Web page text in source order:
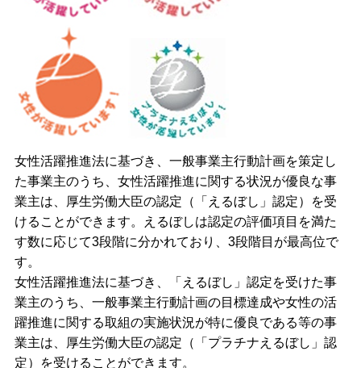
女性活躍推進法に基づき、一般事業主行動計画を策定し
た事業主のうち、女性活躍推進に関する状況が優良な事
業主は、厚生労働大臣の認定（「えるぼし」認定）を受
けることができます。
えるぼしは認定の評価項目を満た
す数に応じて3段階に分かれており、 3段階目が最高位で
す。
女性活躍推進法に基づき、「えるぼし」認定を受けた事
業主のうち、一般事業主行動計画の目標達成や女性の活
躍推進に関する取組の実施状況が特に優良である等の事
業主は、厚生労働大臣の認定（「プラチナえるぼし」認
定）を受けることができます。